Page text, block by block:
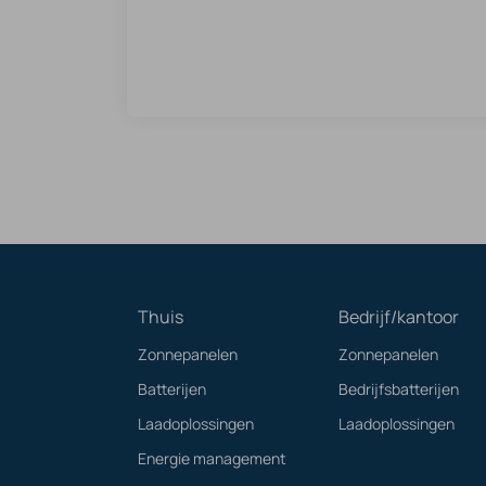
Thuis
Zonnepanelen
Batterijen
Laadoplossingen
Energie management
Bedrijf/kantoor
Zonnepanelen
Bedrijfsbatterijen
Laadoplossingen